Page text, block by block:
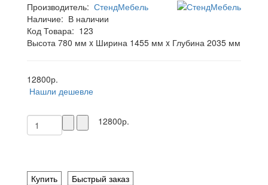
Производитель: СтендМебель
Наличие: В наличии
Код Товара: 123
Высота 780 мм x Ширина 1455 мм x Глубина 2035 мм
12800р.
Нашли дешевле
12800р.
Купить
Быстрый заказ